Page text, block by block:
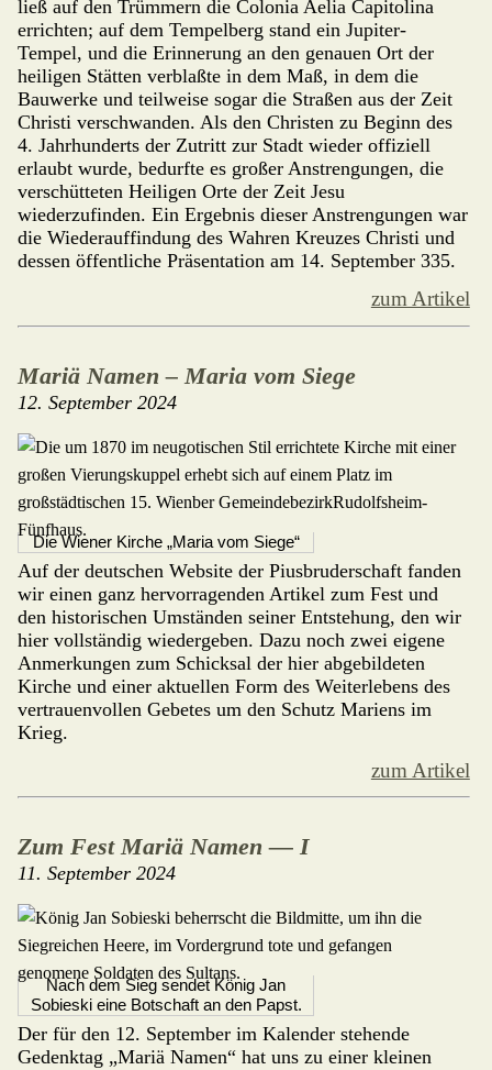
ließ auf den Trümmern die Colonia Aelia Capitolina
errichten; auf dem Tempel­berg stand ein Jupiter-
Tempel, und die Erinnerung an den genauen Ort der
heiligen Stätten ver­blaß­te in dem Maß, in dem die
Bauwerke und teilweise sogar die Straßen aus der Zeit
Christi verschwanden. Als den Christen zu Beginn des
4. Jahr­hunderts der Zutritt zur Stadt wieder offiziell
erlaubt wurde, bedurfte es großer Anstrengungen, die
ver­schütteten Heiligen Orte der Zeit Jesu
wiederzufinden. Ein Ergebnis dieser Anstrengungen war
die Wiederauffindung des Wahren Kreuzes Christi und
dessen öffentliche Präsentation am 14. September 335.
zum Artikel
Mariä Namen – Maria vom Siege
12. September 2024
Die Wiener Kirche „Maria vom Siege“
Auf der deutschen Website der Pius­bruderschaft fanden
wir einen ganz hervorragenden Artikel zum Fest und
den historischen Umständen seiner Entstehung, den wir
hier vollständig wiedergeben. Dazu noch zwei eigene
Anmer­kungen zum Schicksal der hier abgebil­deten
Kirche und einer aktuellen Form des Weiterlebens des
vertrauenvollen Gebetes um den Schutz Mariens im
Krieg.
zum Artikel
Zum Fest Mariä Namen — I
11. September 2024
Nach dem Sieg sendet König Jan
Sobieski eine Botschaft an den Papst.
Der für den 12. September im Kalen­der stehende
Gedenktag „Mariä Namen“ hat uns zu einer kleinen